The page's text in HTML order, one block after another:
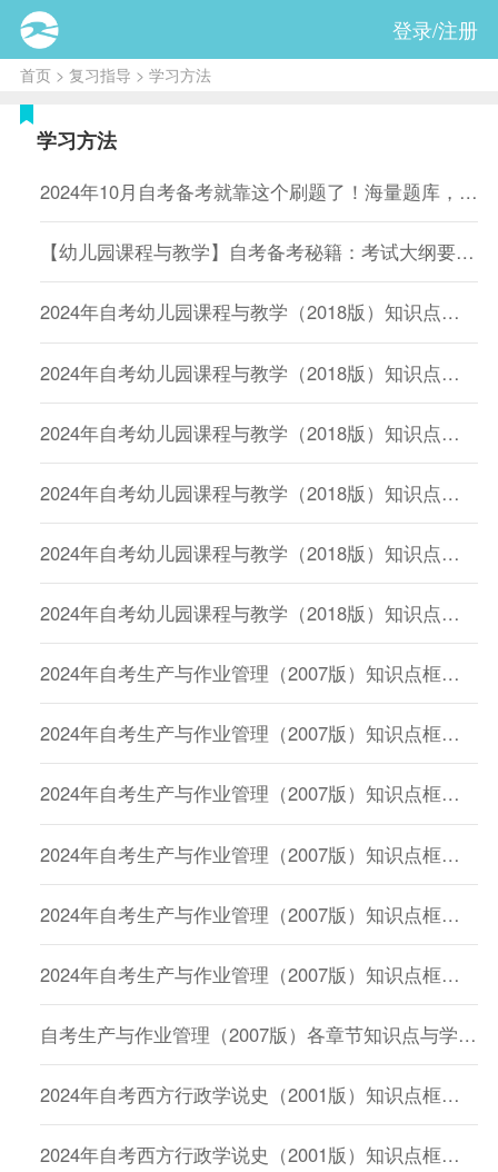
登录/注册
首页> 复习指导 > 学习方法
学习方法
2024年10月自考备考就靠这个刷题了！海量题库，在线免费刷！
【幼儿园课程与教学】自考备考秘籍：考试大纲要点速递与策略
2024年自考幼儿园课程与教学（2018版）知识点框架：第二章 幼儿园课程编制的基本原理
2024年自考幼儿园课程与教学（2018版）知识点框架：第三章 几种典型的幼儿园课程理论与方案
2024年自考幼儿园课程与教学（2018版）知识点框架：第四章 幼儿园教育活动的设计
2024年自考幼儿园课程与教学（2018版）知识点框架：第五章 幼儿园园本课程开发
2024年自考幼儿园课程与教学（2018版）知识点框架：第一章 幼儿园课程的界定
2024年自考幼儿园课程与教学（2018版）知识点框架：第六章 中国幼儿园课程改革发展研究
2024年自考生产与作业管理（2007版）知识点框架：第一章生产与作业管理导论
2024年自考生产与作业管理（2007版）知识点框架：第五章生产与作业管理控制
2024年自考生产与作业管理（2007版）知识点框架：第四章生产与作业系统计划制定
2024年自考生产与作业管理（2007版）知识点框架：第三章构建生产与作业运作平台
2024年自考生产与作业管理（2007版）知识点框架：第六章生产与作业系统的改进
2024年自考生产与作业管理（2007版）知识点框架：第二章生产与作业战略
自考生产与作业管理（2007版）各章节知识点与学习要求
2024年自考西方行政学说史（2001版）知识点框架：第一章
2024年自考西方行政学说史（2001版）知识点框架：第五章